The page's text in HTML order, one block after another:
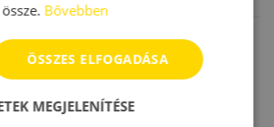
Férfi okosórák,Magyar menüs
okosórák, Okosórák, Vízálló
okosórák
Semicor Max 2 okosóra
Bővebben
ÖSSZES ELFOGADÁSA
MEGJELENÍTÉSE